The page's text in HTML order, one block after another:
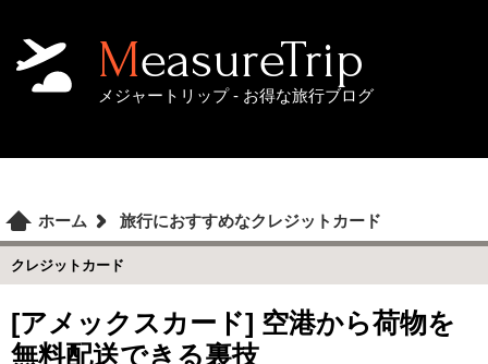
MeasureTrip
メジャートリップ - お得な旅行ブログ
ホーム 旅行におすすめなクレジットカード
クレジットカード
[アメックスカード] 空港から荷物を
無料配送できる裏技